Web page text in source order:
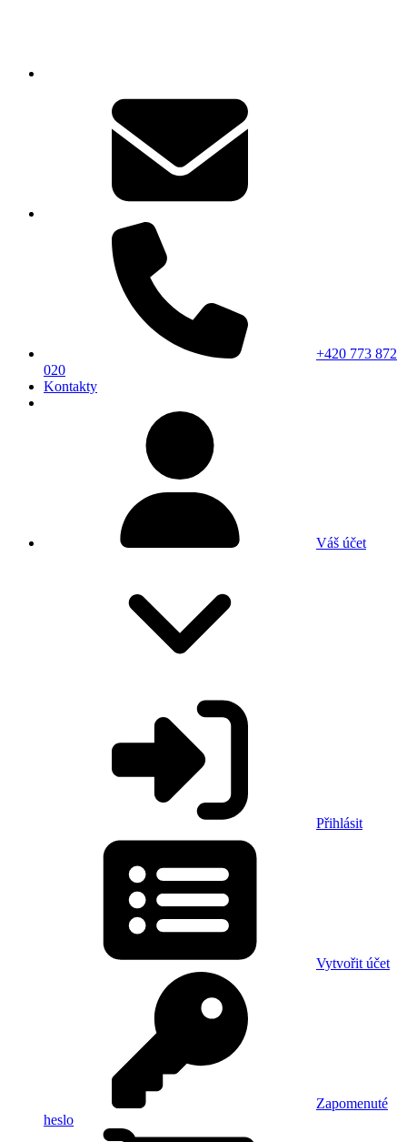
+420 773 872
020
Kontakty
Váš účet
Přihlásit
Vytvořit účet
Zapomenuté
heslo